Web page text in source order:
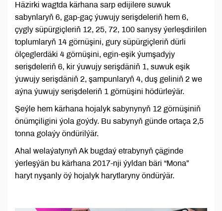
Häzirki wagtda kärhana sarp edijilere suwuk
sabynlaryň 6, gap-gaç ýuwujy serişdeleriň hem 6,
çygly süpürgiçleriň 12, 25, 72, 100 sanysy ýerleşdirilen
toplumlaryň 14 görnüşini, gury süpürgiçleriň dürli
ölçeglerdäki 4 görnüşini, egin-eşik ýumşadyjy
serişdeleriň 6, kir ýuwujy serişdäniň 1, suwuk eşik
ýuwujy serişdäniň 2, şampunlaryň 4, duş geliniň 2 we
aýna ýuwujy serişdeleriň 1 görnüşini hödürleýär.
Şeýle hem kärhana hojalyk sabynynyň 12 görnüşiniň
önümçiligini ýola goýdy. Bu sabynyň günde ortaça 2,5
tonna golaýy öndürilýär.
Ahal welaýatynyň Ak bugdaý etrabynyň çäginde
ýerleşýän bu kärhana 2017-nji ýyldan bäri “Mona”
haryt nyşanly öý hojalyk harytlaryny öndürýär.